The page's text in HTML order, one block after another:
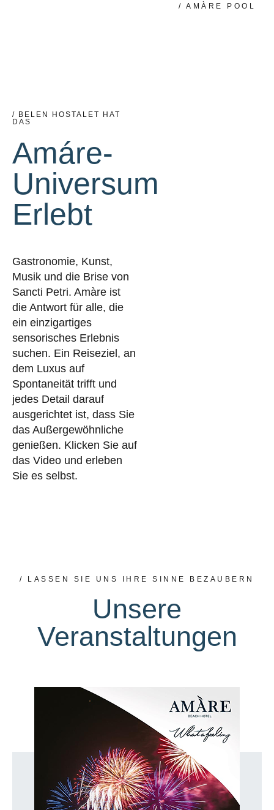
/ AMÀRE POOL
/ BELEN HOSTALET HAT
DAS
Amáre-
Universum
Erlebt
Gastronomie, Kunst,
Musik und die Brise von
Sancti Petri. Amàre ist
die Antwort für alle, die
ein einzigartiges
sensorisches Erlebnis
suchen. Ein Reiseziel, an
dem Luxus auf
Spontaneität trifft und
jedes Detail darauf
ausgerichtet ist, dass Sie
das Außergewöhnliche
genießen. Klicken Sie auf
das Video und erleben
Sie es selbst.
/ LASSEN SIE UNS IHRE SINNE BEZAUBERN
Unsere
Veranstaltungen